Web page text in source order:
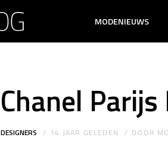
MODENIEUWS
Chanel
DESIGNERS 14 JAAR GELEDEN DOOR